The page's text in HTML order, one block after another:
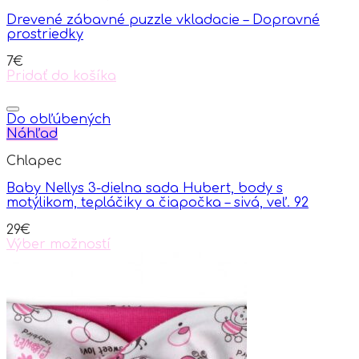
Drevené zábavné puzzle vkladacie – Dopravné
prostriedky
7€
Pridať do košíka
Do obľúbených
Náhľad
Chlapec
Baby Nellys 3-dielna sada Hubert, body s
motýlikom, tepláčiky a čiapočka – sivá, veľ. 92
29€
Výber možností
multiple
variants.
The
options